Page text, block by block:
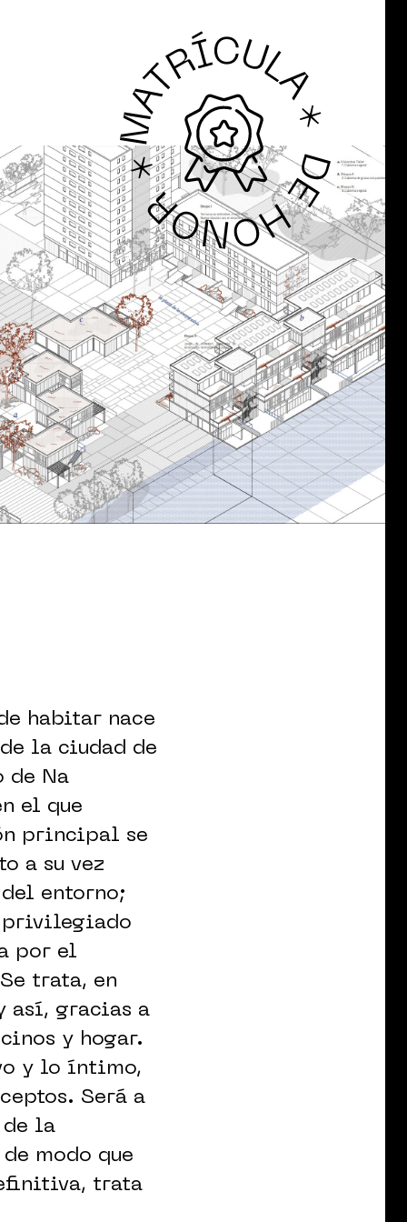
habitar nace
la ciudad de
de Na
el que
principal se
a su vez
entorno;
privilegiado
por el
trata, en
así, gracias a
y hogar.
y lo íntimo,
Será a
la
modo que
trata